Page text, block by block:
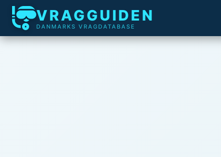
VRAGGUIDEN
DANMARKS VRAGDATABASE